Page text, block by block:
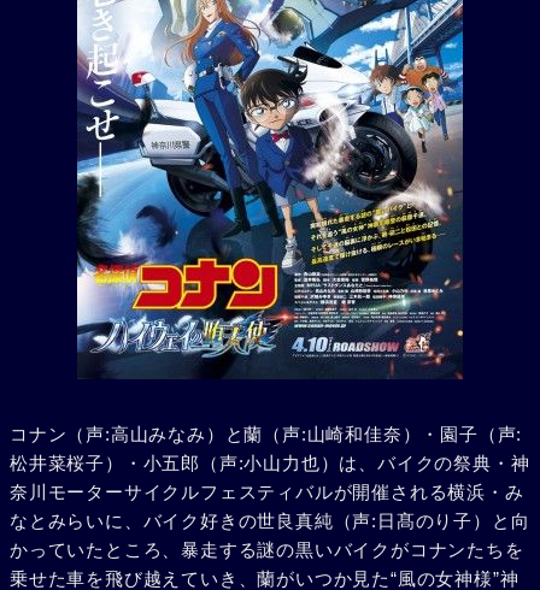
コナン（声:高山みなみ）と蘭（声:山崎和佳奈）・園子（声:
松井菜桜子）・小五郎（声:小山力也）は、バイクの祭典・神
奈川モーターサイクルフェスティバルが開催される横浜・み
なとみらいに、バイク好きの世良真純（声:日髙のり子）と向
かっていたところ、暴走する謎の黒いバイクがコナンたちを
乗せた車を飛び越えていき、蘭がいつか見た“風の女神様”神